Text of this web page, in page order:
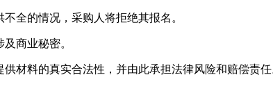
全的情况，采购人将拒绝其报名。
商业秘密。
供材料的真实合法性，并由此承担法律风险和赔偿